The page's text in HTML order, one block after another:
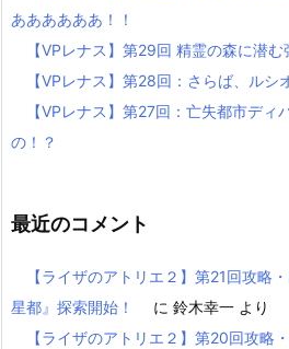
ああああああ！！
【VPレナス】第29回 精霊の森に潜む
【VPレナス】第28回：さらば、ルシ
【VPレナス】第27回：亡失都市ディ
の！？
最近のコメント
【ライザのアトリエ２】第21回攻略
星都』探索開始！
に 鈴木幸一 より
【ライザのアトリエ２】第20回攻略